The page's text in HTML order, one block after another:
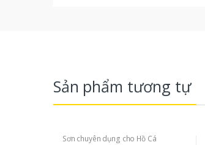
Sản phẩm tương tự
Sơn chuyên dụng cho Hồ Cá